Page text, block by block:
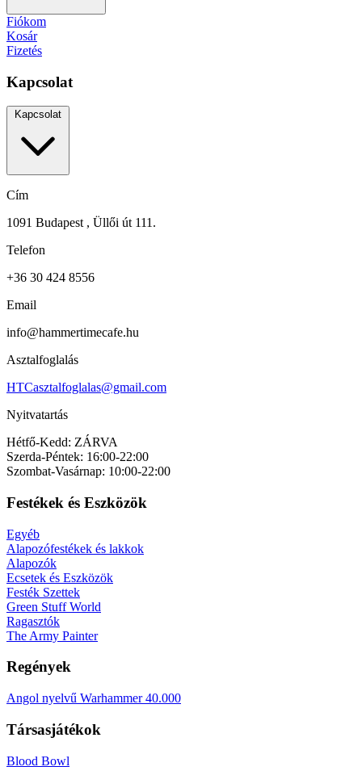
Fiókom
Kosár
Fizetés
Kapcsolat
Kapcsolat
Cím
1091 Budapest , Üllői út 111.
Telefon
+36 30 424 8556
Email
info@hammertimecafe.hu
Asztalfoglalás
HTCasztalfoglalas@gmail.com
Nyitvatartás
Hétfő-Kedd: ZÁRVA
Szerda-Péntek: 16:00-22:00
Szombat-Vasárnap: 10:00-22:00
Festékek és Eszközök
Egyéb
Alapozófestékek és lakkok
Alapozók
Ecsetek és Eszközök
Festék Szettek
Green Stuff World
Ragasztók
The Army Painter
Regények
Angol nyelvű Warhammer 40.000
Társasjátékok
Blood Bowl